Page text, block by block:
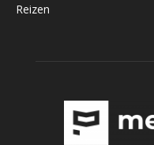
Reizen